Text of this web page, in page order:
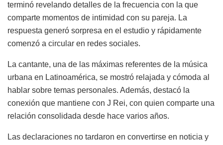
terminó revelando detalles de la frecuencia con la que
comparte momentos de intimidad con su pareja. La
respuesta generó sorpresa en el estudio y rápidamente
comenzó a circular en redes sociales.
La cantante, una de las máximas referentes de la música
urbana en Latinoamérica, se mostró relajada y cómoda al
hablar sobre temas personales. Además, destacó la
conexión que mantiene con J Rei, con quien comparte una
relación consolidada desde hace varios años.
Las declaraciones no tardaron en convertirse en noticia y